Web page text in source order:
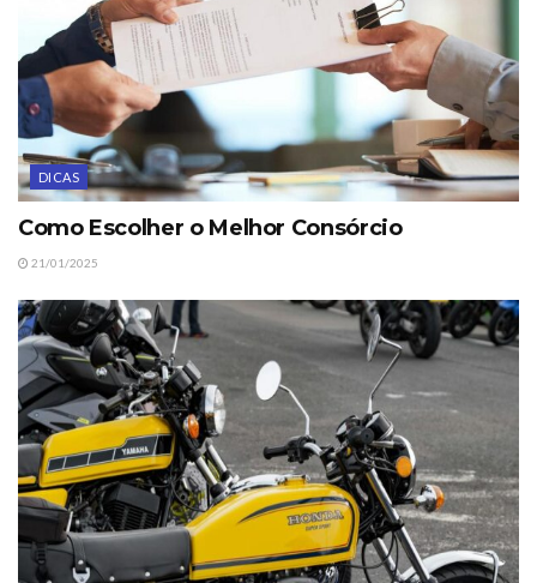
DICAS
Como Escolher o Melhor Consórcio
21/01/2025